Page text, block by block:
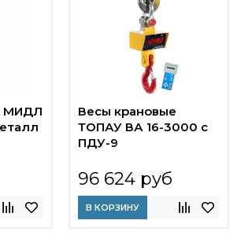
МИДЛ
Весы крановые
ТОПАУ ВА 16-3000 с
ПДУ-9
96 624 руб
В КОРЗИНУ